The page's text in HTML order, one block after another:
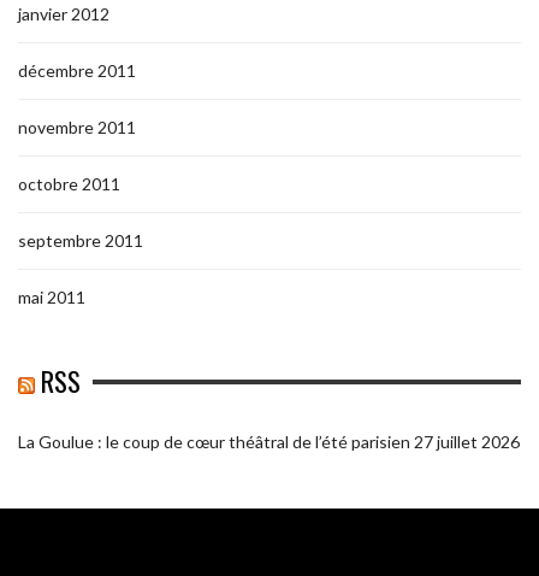
janvier 2012
décembre 2011
novembre 2011
octobre 2011
septembre 2011
mai 2011
RSS
La Goulue : le coup de cœur théâtral de l’été parisien 27 juillet 2026